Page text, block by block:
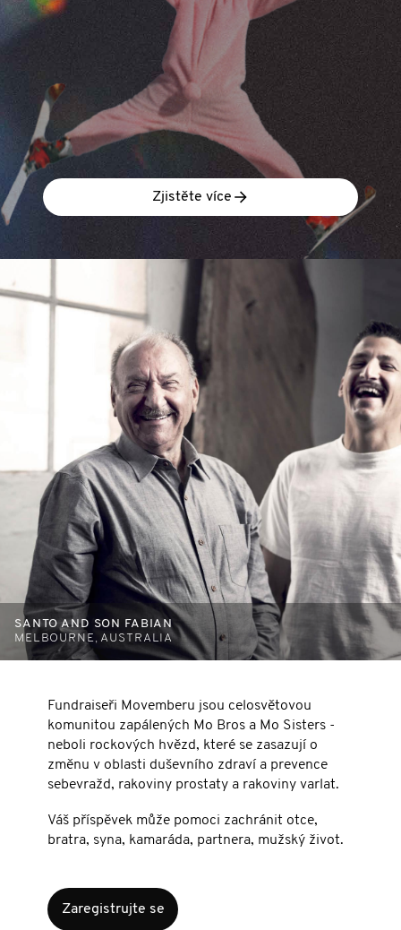
Zjistěte více
Fundraiseři Movemberu jsou celosvětovou
komunitou zapálených Mo Bros a Mo Sisters -
neboli rockových hvězd, které se zasazují o
změnu v oblasti duševního zdraví a prevence
sebevražd, rakoviny prostaty a rakoviny varlat.
Váš příspěvek může pomoci zachránit otce,
bratra, syna, kamaráda, partnera, mužský život.
Zaregistrujte se
SANTO AND SON FABIAN
MELBOURNE, AUSTRALIA